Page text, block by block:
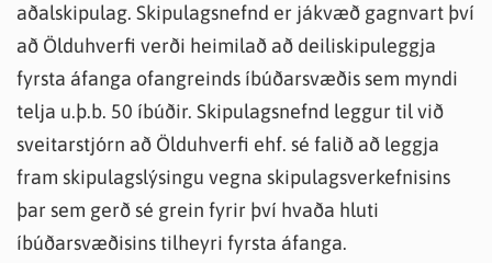
aðalskipulag. Skipulagsnefnd er jákvæð gagnvart því
að Ölduhverfi verði heimilað að deiliskipuleggja
fyrsta áfanga ofangreinds íbúðarsvæðis sem myndi
telja u.þ.b. 50 íbúðir. Skipulagsnefnd leggur til við
sveitarstjórn að Ölduhverfi ehf. sé falið að leggja
fram skipulagslýsingu vegna skipulagsverkefnisins
þar sem gerð sé grein fyrir því hvaða hluti
íbúðarsvæðisins tilheyri fyrsta áfanga.